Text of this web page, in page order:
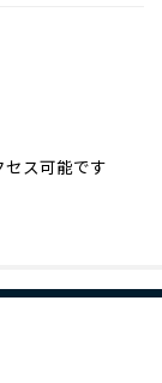
ス可能です